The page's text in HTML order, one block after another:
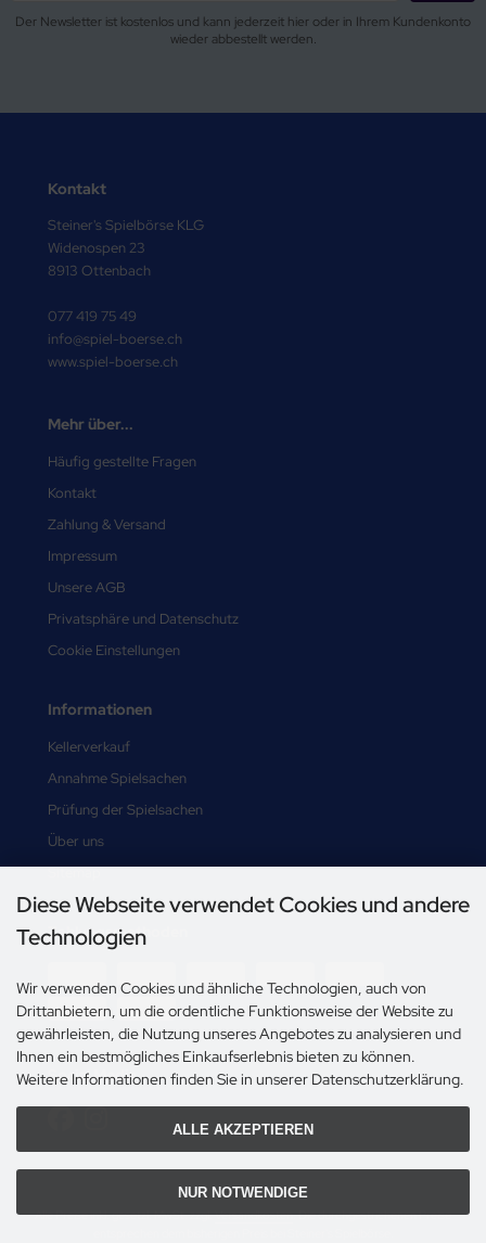
Der Newsletter ist kostenlos und kann jederzeit hier oder in Ihrem Kundenkonto
wieder abbestellt werden.
Kontakt
Steiner's Spielbörse KLG
Widenospen 23
8913 Ottenbach
077 419 75 49
info@spiel-boerse.ch
www.spiel-boerse.ch
Mehr über...
Häufig gestellte Fragen
Kontakt
Zahlung & Versand
Impressum
Unsere AGB
Privatsphäre und Datenschutz
Cookie Einstellungen
Informationen
Kellerverkauf
Annahme Spielsachen
Prüfung der Spielsachen
Über uns
Sitemap
Zahlungsmethoden
Social Media
Alle Preise inkl. gesetzl. MwSt. zzgl.Versandkosten. Die durchgestrichenen Preise
Diese Webseite verwendet Cookies und andere
Technologien
Wir verwenden Cookies und ähnliche Technologien, auch von
Drittanbietern, um die ordentliche Funktionsweise der Website zu
gewährleisten, die Nutzung unseres Angebotes zu analysieren und
Ihnen ein bestmögliches Einkaufserlebnis bieten zu können.
Weitere Informationen finden Sie in unserer Datenschutzerklärung.
ALLE AKZEPTIEREN
NUR NOTWENDIGE